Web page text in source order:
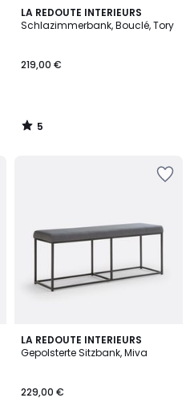
LA REDOUTE INTERIEURS
Schlazimmerbank, Bouclé, Tory
219,00 €
5
/
5
/
LA REDOUTE INTERIEURS
Gepolsterte Sitzbank, Miva
229,00 €
4,8
/ 5